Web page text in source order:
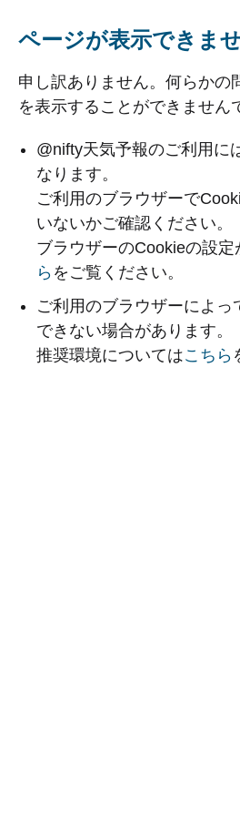
ページが表示できま
申し訳ありません。何らかの
を表示することができません
@nifty天気予報のご利用に
なります。
ご利用のブラウザーで
いないかご確認ください。
ブラウザーのCookieの設定
ら をご覧ください。
ご利用のブラウザーによっ
できない場合があります。
推奨環境についてはこちら